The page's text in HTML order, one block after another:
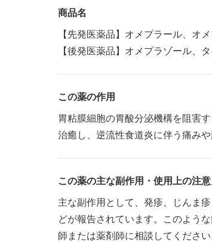
商品名
【先発医薬品】オメプラール、オ
【後発医薬品】オメプラゾール
この薬の作用
胃粘膜細胞の胃酸分泌機構を阻害
治癒し、逆流性食道炎に伴う痛み
この薬の主な副作用・使用上の注意
主な副作用として、発疹、じんま
どが報告されています。このよう
師または薬剤師に相談してください